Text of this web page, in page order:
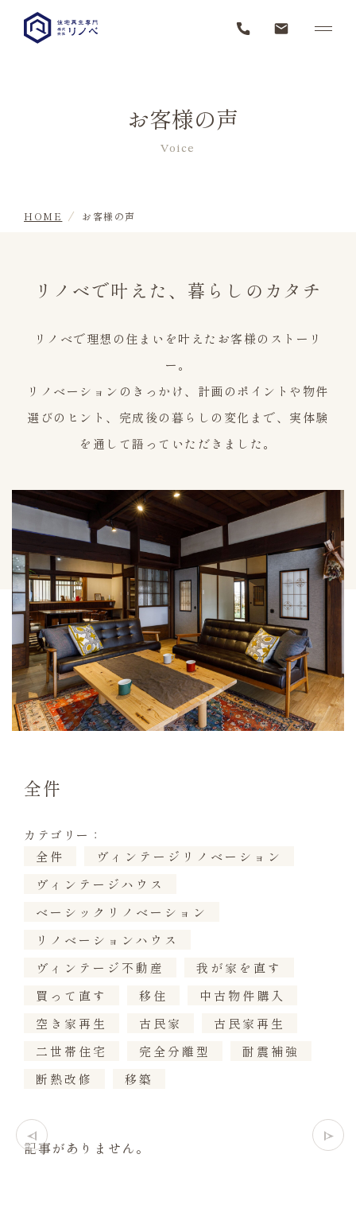
お客様の声
Voice
HOME お客様の声
リノベで叶えた、暮らしのカタチ
リノベで理想の住まいを叶えたお客様のストーリ
ー。
リノベーションのきっかけ、計画のポイントや物件
選びのヒント、完成後の暮らしの変化まで、実体験
を通して語っていただきました。
全件
カテゴリー：
全件
ヴィンテージリノベーション
ヴィンテージハウス
ベーシックリノベーション
リノベーションハウス
ヴィンテージ不動産
我が家を直す
買って直す
移住
中古物件購入
空き家再生
古民家
古民家再生
二世帯住宅
完全分離型
耐震補強
断熱改修
移築
記事がありません。